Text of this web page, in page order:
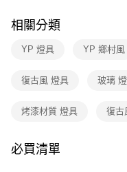
購買商品的店家。未經商家同
後付繳納相關費用。
※ 交易是否成功請以「
１．透過由恩沛科技股份有
２．關於個人資料處理事宜，
https://aftee.tw/terms/#terms3
相關分類
YP 燈具 YP 鄉村風
復古風 燈具 玻璃
烤漆材質 燈具 復古
必買清單